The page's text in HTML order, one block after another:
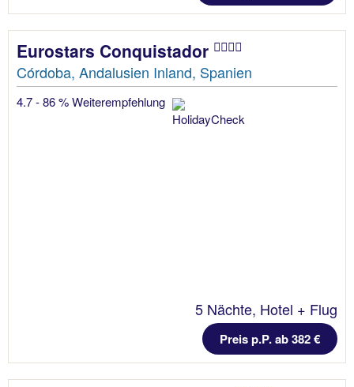
Eurostars Conquistador
Córdoba, Andalusien Inland, Spanien
4.7 - 86 % Weiterempfehlung
5 Nächte, Hotel + Flug
Preis p.P. ab 382 €